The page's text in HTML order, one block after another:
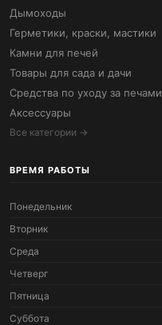
Дымоходы
Герметики, краски, мастики
Камни для печей
Товары для сада и дачи
Средства по уходу за печами
Аксессуары
Все категории →
ВРЕМЯ РАБОТЫ
Понедельник
Вторник
Среда
Четверг
Пятница
Суббота